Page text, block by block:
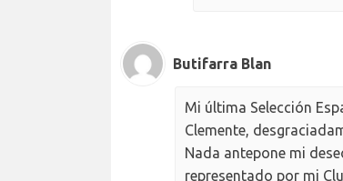
Butifarra Blan
Mi última Selección
Clemente,
Nada antepone mi
representado por mi